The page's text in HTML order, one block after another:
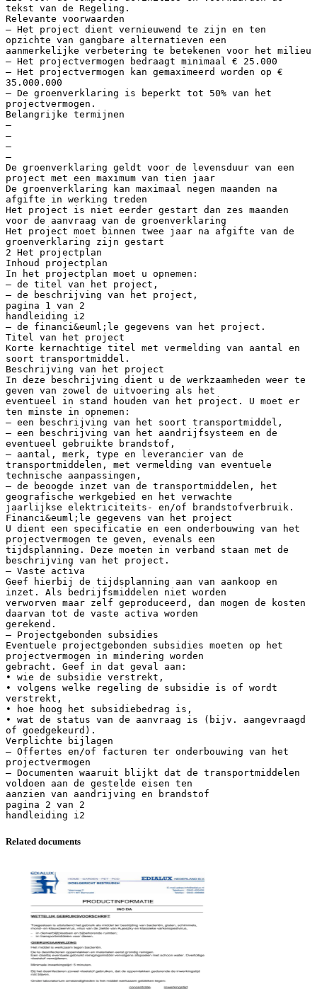
tekst van de Regeling.
Relevante voorwaarden
– Het project dient vernieuwend te zijn en ten
opzichte van gangbare alternatieven een
aanmerkelijke verbetering te betekenen voor het milieu
– Het projectvermogen bedraagt minimaal € 25.000
– Het projectvermogen kan gemaximeerd worden op €
35.000.000
– De groenverklaring is beperkt tot 50% van het
projectvermogen.
Belangrijke termijnen
–
–
–
–
De groenverklaring geldt voor de levensduur van een
project met een maximum van tien jaar
De groenverklaring kan maximaal negen maanden na
afgifte in werking treden
Het project is niet eerder gestart dan zes maanden
voor de aanvraag van de groenverklaring
Het project moet binnen twee jaar na afgifte van de
groenverklaring zijn gestart
2 Het projectplan
Inhoud projectplan
In het projectplan moet u opnemen:
– de titel van het project,
– de beschrijving van het project,
pagina 1 van 2
handleiding i2
– de financi&euml;le gegevens van het project.
Titel van het project
Korte kernachtige titel met vermelding van aantal en
soort transportmiddel.
Beschrijving van het project
In deze beschrijving dient u de werkzaamheden weer te
geven van zowel de uitvoering als het
eventueel in stand houden van het project. U moet er
ten minste in opnemen:
– een beschrijving van het soort transportmiddel,
– een beschrijving van het aandrijfsysteem en de
eventueel gebruikte brandstof,
– aantal, merk, type en leverancier van de
transportmiddelen, met vermelding van eventuele
technische aanpassingen,
– de beoogde inzet van de transportmiddelen, het
geografische werkgebied en het verwachte
jaarlijkse elektriciteits- en/of brandstofverbruik.
Financi&euml;le gegevens van het project
U dient een specificatie en een onderbouwing van het
projectvermogen te geven, evenals een
tijdsplanning. Deze moeten in verband staan met de
beschrijving van het project.
– Vaste activa
Geef hierbij de tijdsplanning aan van aankoop en
inzet. Als bedrijfsmiddelen niet worden
verworven maar zelf geproduceerd, dan mogen de kosten
daarvan tot de vaste activa worden
gerekend.
– Projectgebonden subsidies
Eventuele projectgebonden subsidies moeten op het
projectvermogen in mindering worden
gebracht. Geef in dat geval aan:
• wie de subsidie verstrekt,
• volgens welke regeling de subsidie is of wordt
verstrekt,
• hoe hoog het subsidiebedrag is,
• wat de status van de aanvraag is (bijv. aangevraagd
of goedgekeurd).
Verplichte bijlagen
– Offertes en/of facturen ter onderbouwing van het
projectvermogen
– Documenten waaruit blijkt dat de transportmiddelen
voldoen aan de gestelde eisen ten
aanzien van aandrijving en brandstof
pagina 2 van 2
Related documents